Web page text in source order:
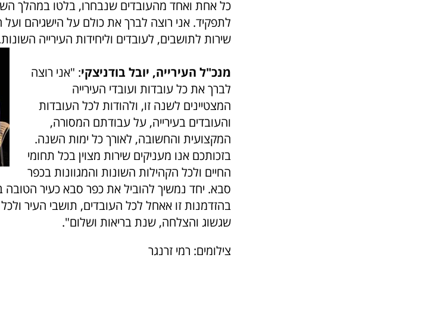
כל אחת ואחד מהעובדים שנבחרו, בלטו במהלך
לתפקיד. אני רוצה לברך את כולם על הישגיהם
שירות לתושבים, לעובדים וליחידות העירייה
מנכ"ל העירייה, יובל בודניצקי: "אני רוצה
לברך את כל עובדות ועובדי העירייה
המצטיינים לשנה זו, ולהודות לכל העובדות
והעובדים בעירייה, על עבודתם המסורה,
המקצועית והחשובה, לאורך כל ימות השנה.
בזכותכם אנו מעניקים שירות מצוין בכל תחומי
החיים ולכל הקהילות השונות והמגוונות בכפר
סבא. יחד נמשיך להוביל את כפר סבא כעיר הטובה
בהזדמנות זו אאחל לכל העובדים, תושבי העיר
שגשוג והצלחה, שנת בריאות ושלום".
צילומים: רמי זרנגר